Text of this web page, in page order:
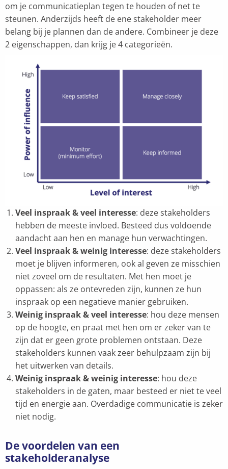
om je communicatieplan tegen te houden of net te
steunen. Anderzijds heeft de ene stakeholder meer
belang bij je plannen dan de andere. Combineer je deze
2 eigenschappen, dan krijg je 4 categorieën.
Veel inspraak & veel interesse: deze stakeholders
hebben de meeste invloed. Besteed dus voldoende
aandacht aan hen en manage hun verwachtingen.
Veel inspraak & weinig interesse: deze stakeholders
moet je blijven informeren, ook al geven ze misschien
niet zoveel om de resultaten. Met hen moet je
oppassen: als ze ontevreden zijn, kunnen ze hun
inspraak op een negatieve manier gebruiken.
Weinig inspraak & veel interesse: hou deze mensen
op de hoogte, en praat met hen om er zeker van te
zijn dat er geen grote problemen ontstaan. Deze
stakeholders kunnen vaak zeer behulpzaam zijn bij
het uitwerken van details.
Weinig inspraak & weinig interesse: hou deze
stakeholders in de gaten, maar besteed er niet te veel
tijd en energie aan. Overdadige communicatie is zeker
niet nodig.
De voordelen van een
stakeholderanalyse